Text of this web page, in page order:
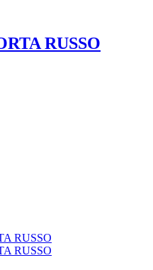
RUSSO